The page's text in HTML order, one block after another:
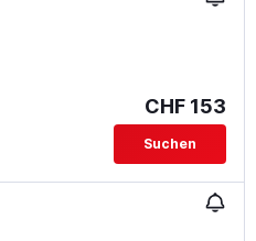
CHF 153
Suchen